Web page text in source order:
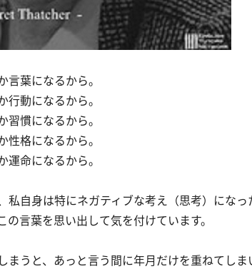
言葉になるから。
行動になるから。
習慣になるから。
性格になるから。
運命になるから。
自身は特にネガティブな考え（思考）になっ
言葉を思い出して気を付けています。
うと、あっと言う間に年月だけを重ねてしま